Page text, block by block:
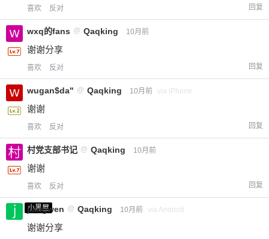
喜欢 反对 回复
wxq的fans @ Qaqking 10月前
谢谢分享
喜欢 反对 回复
wugan$da" @ Qaqking 10月前 via iPhone
谢谢
喜欢 反对 回复
村党支部书记 @ Qaqking 10月前
谢谢
喜欢 反对 回复
小黑屋
jiangwen @ Qaqking 10月前 via Android
谢谢分享